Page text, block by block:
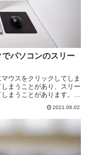
パソコンのスリー
ウスをクリックしてしま
まうことがあり、スリー
まうことがあります。こ
2021.06.02